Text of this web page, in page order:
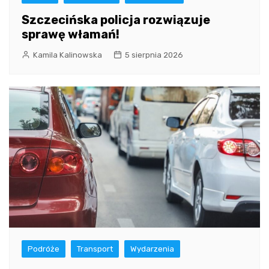
Szczecińska policja rozwiązuje
sprawę włamań!
Kamila Kalinowska 5 sierpnia 2026
Podróże Transport Wydarzenia